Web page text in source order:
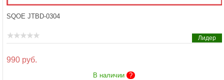
SQOE JTBD-0304
990 руб.
В наличии ?
Лидер